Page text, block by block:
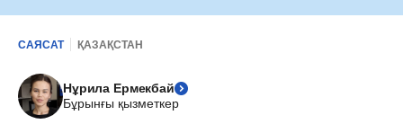
САЯСАТ ҚАЗАҚСТАН
Нұрила Ермекбай
Бұрынғы қызметкер